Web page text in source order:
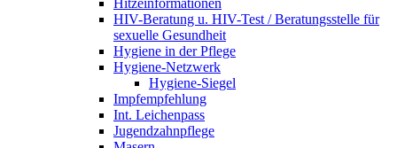
Hitzeinformationen
HIV-Beratung u. HIV-Test / Beratungsstelle für
sexuelle Gesundheit
Hygiene in der Pflege
Hygiene-Netzwerk
Hygiene-Siegel
Impfempfehlung
Int. Leichenpass
Jugendzahnpflege